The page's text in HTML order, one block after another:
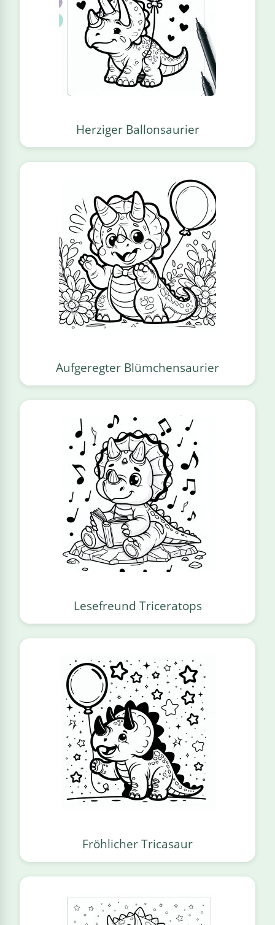
Herziger Ballonsaurier
Aufgeregter Blümchensaurier
Lesefreund Triceratops
Fröhlicher Tricasaur